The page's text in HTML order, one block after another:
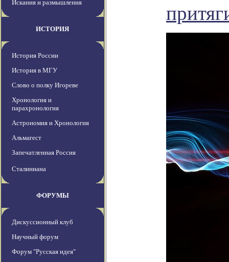
Искания и размышления
ИСТОРИЯ
История России
История в МГУ
Слово о полку Игореве
Хронология и
парахронология
Астрономия и Хронология
Альмагест
Запечатленная Россия
Сталиниана
ФОРУМЫ
Дискуссионный клуб
Научный форум
Форум "Русская идея"